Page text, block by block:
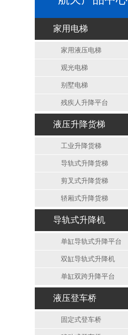
家用电梯
家用液压电梯
观光电梯
别墅电梯
残疾人升降平台
液压升降货梯
工业升降货梯
导轨式升降货梯
剪叉式升降货梯
轿厢式升降货梯
导轨式升降机
单缸导轨式升降平台
双缸导轨式升降机
单缸双跨升降平台
液压登车桥
固定式登车桥